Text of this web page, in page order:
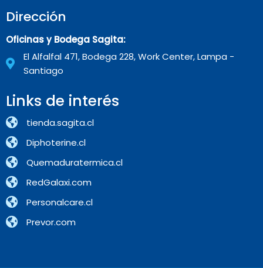
Dirección
Oficinas y Bodega Sagita:
El Alfalfal 471, Bodega 228, Work Center, Lampa -
Santiago
Links de interés
tienda.sagita.cl
Diphoterine.cl
Quemaduratermica.cl
RedGalaxi.com
Personalcare.cl
Prevor.com